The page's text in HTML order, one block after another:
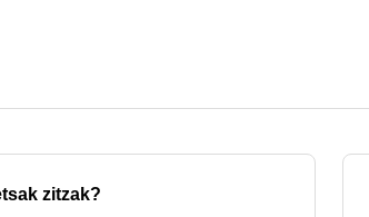
zitzak?